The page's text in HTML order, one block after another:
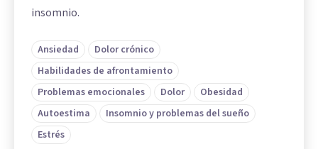
insomnio.
Ansiedad
Dolor crónico
Habilidades de afrontamiento
Problemas emocionales
Dolor
Obesidad
Autoestima
Insomnio y problemas del sueño
Estrés